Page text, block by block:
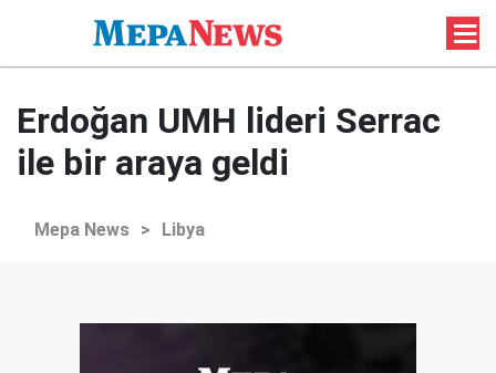
Erdoğan UMH lideri Serrac
ile bir araya geldi
Mepa News > Libya